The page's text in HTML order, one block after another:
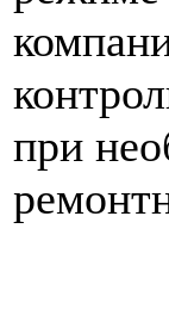
при